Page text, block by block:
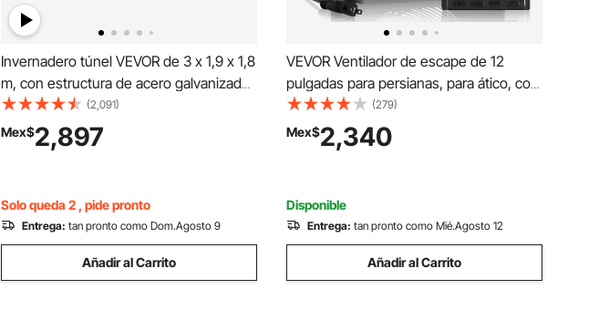
Invernadero túnel VEVOR de 3 x 1,9 x 1,8
m, con estructura de acero galvanizado,
cubierta de polietileno blanco, puerta
enrollable con cremallera y 6 ventanas
para exteriores.
(2,091)
Mex$2,897
Solo queda 2 , pide pronto
Entrega: tan pronto como Dom.Agosto 9
Añadir al Carrito
VEVOR Ventilador de escape de 12
pulgadas para persianas, para ático, con
control de temperatura de velocidad
variable y programación inteligente,
1500 CFM, motor EC, temporizador, para
(279)
Mex$2,340
Disponible
Entrega: tan pronto como Mié.Agosto 12
Añadir al Carrito